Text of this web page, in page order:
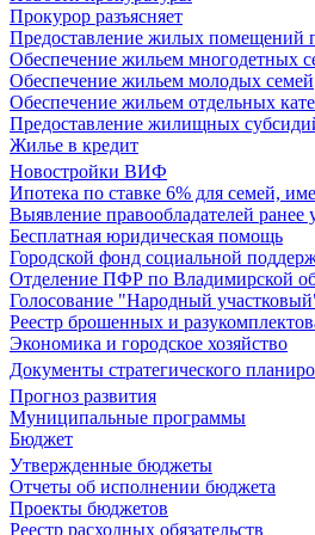
Прокурор разъясняет
Предоставление жилых помещений
Обеспечение жильем многодетных
Обеспечение жильем молодых семей
Обеспечение жильем отдельных
Предоставление жилищных
Жилье в кредит
Новостройки ВИФ
Ипотека по ставке 6% для семей,
Выявление правообладателей
Бесплатная юридическая помощь
Городской фонд социальной
Отделение ПФР по Владимирской
Голосование "Народный
Реестр брошенных и
Экономика и городское хозяйство
Документы стратегического
Прогноз развития
Муниципальные программы
Бюджет
Утвержденные бюджеты
Отчеты об исполнении бюджета
Проекты бюджетов
Реестр расходных обязательств